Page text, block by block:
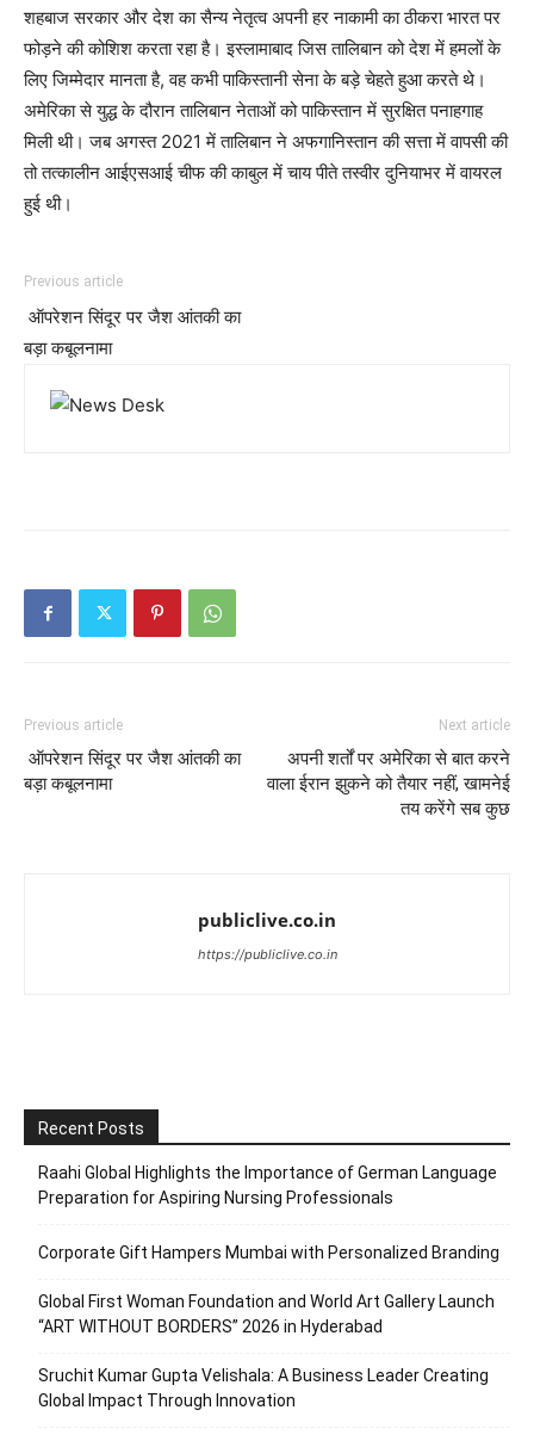
शहबाज सरकार और देश का सैन्य नेतृत्व अपनी हर नाकामी का ठीकरा भारत पर
फोड़ने की कोशिश करता रहा है। इस्लामाबाद जिस तालिबान को देश में हमलों के
लिए जिम्मेदार मानता है, वह कभी पाकिस्तानी सेना के बड़े चेहते हुआ करते थे।
अमेरिका से युद्ध के दौरान तालिबान नेताओं को पाकिस्तान में सुरक्षित पनाहगाह
मिली थी। जब अगस्त 2021 में तालिबान ने अफगानिस्तान की सत्ता में वापसी की
तो तत्कालीन आईएसआई चीफ की काबुल में चाय पीते तस्वीर दुनियाभर में वायरल
हुई थी।
Previous article
ऑपरेशन सिंदूर पर जैश आंतकी का
बड़ा कबूलनामा
Previous article
ऑपरेशन सिंदूर पर जैश आंतकी का
बड़ा कबूलनामा
Next article
अपनी शर्तों पर अमेरिका से बात करने
वाला ईरान झुकने को तैयार नहीं, खामनेई
तय करेंगे सब कुछ
publiclive.co.in
https://publiclive.co.in
Recent Posts
Raahi Global Highlights the Importance of German Language
Preparation for Aspiring Nursing Professionals
Corporate Gift Hampers Mumbai with Personalized Branding
Global First Woman Foundation and World Art Gallery Launch
“ART WITHOUT BORDERS” 2026 in Hyderabad
Sruchit Kumar Gupta Velishala: A Business Leader Creating
Global Impact Through Innovation